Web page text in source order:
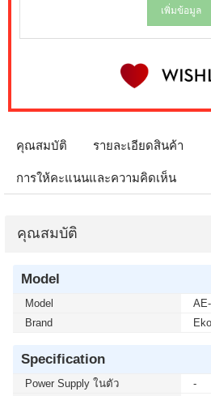
เพิ่มข้อมูล
คุณสมบัติ รายละเอียดสินค้า
การให้คะแนนและความคิดเห็น
คุณสมบัติ
Model
Model
Brand
Specification
Power Supply ในตัว
-